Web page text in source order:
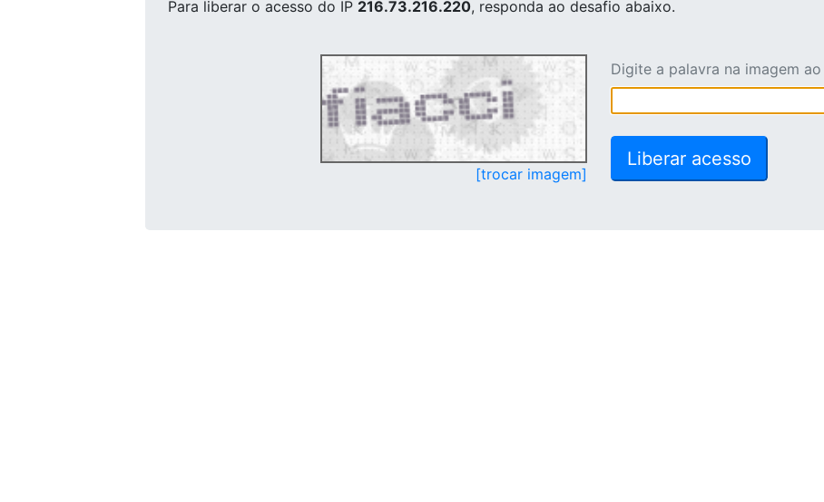
Para liberar o acesso do IP 216.73.216.220, responda ao desafio abaixo.
[trocar imagem]
Digite a palavra na imagem